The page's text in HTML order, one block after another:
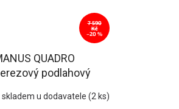
7 590
Kč
–20 %
QUADRO
podlahový
DN50
skladem u dodavatele (2 ks)